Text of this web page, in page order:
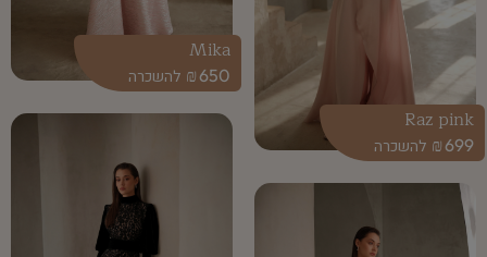
699
₪
Raz pink
650
₪
Mika